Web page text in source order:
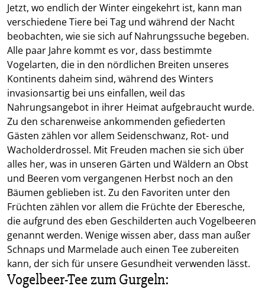
Jetzt, wo endlich der Winter eingekehrt ist, kann man
verschiedene Tiere bei Tag und während der Nacht
beobachten, wie sie sich auf Nahrungssuche begeben.
Alle paar Jahre kommt es vor, dass bestimmte
Vogelarten, die in den nördlichen Breiten unseres
Kontinents daheim sind, während des Winters
invasionsartig bei uns einfallen, weil das
Nahrungsangebot in ihrer Heimat aufgebraucht wurde.
Zu den scharenweise ankommenden gefiederten
Gästen zählen vor allem Seidenschwanz, Rot- und
Wacholderdrossel. Mit Freuden machen sie sich über
alles her, was in unseren Gärten und Wäldern an Obst
und Beeren vom vergangenen Herbst noch an den
Bäumen geblieben ist. Zu den Favoriten unter den
Früchten zählen vor allem die Früchte der Eberesche,
die aufgrund des eben Geschilderten auch Vogelbeeren
genannt werden. Wenige wissen aber, dass man außer
Schnaps und Marmelade auch einen Tee zubereiten
kann, der sich für unsere Gesundheit verwenden lässt.
Vogelbeer-Tee zum Gurgeln: